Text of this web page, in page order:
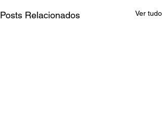
Posts Relacionados Ver tudo